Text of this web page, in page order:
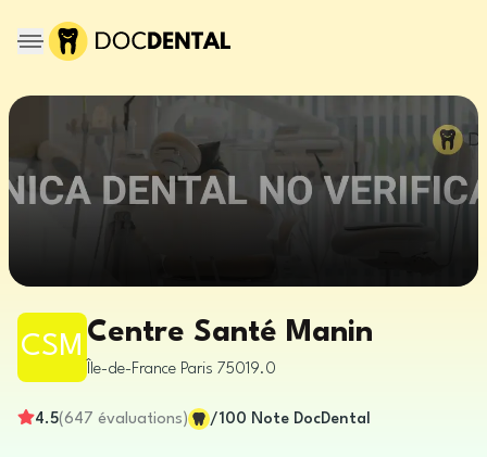
CSM Centre Santé Manin
Île-de-France Paris 75019.0
4.5(647 évaluations) /100 Note DocDental